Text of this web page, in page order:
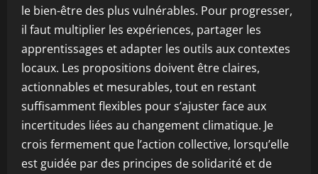
le bien-être des plus vulnérables. Pour progresser,
il faut multiplier les expériences, partager les
apprentissages et adapter les outils aux contextes
locaux. Les propositions doivent être claires,
actionnables et mesurables, tout en restant
suffisamment flexibles pour s’ajuster face aux
incertitudes liées au changement climatique. Je
crois fermement que l’action collective, lorsqu’elle
est guidée par des principes de solidarité et de